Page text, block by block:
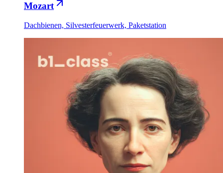
Mozart
Dachbienen, Silvesterfeuerwerk, Paketstation